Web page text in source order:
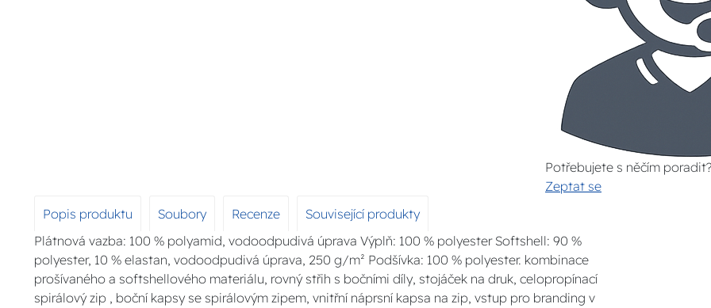
Potřebujete s něčím poradit?
Zeptat se
Popis produktu
Soubory Recenze
Související produkty
Plátnová vazba: 100 % polyamid, vodoodpudivá úprava Výplň: 100 % polyester Softshell: 90 %
polyester, 10 % elastan, vodoodpudivá úprava, 250 g/m² Podšívka: 100 % polyester. kombinace
prošívaného a softshellového materiálu, rovný střih s bočními díly, stojáček na druk, celopropínací
spirálový zip , boční kapsy se spirálovým zipem, vnitřní náprsní kapsa na zip, vstup pro branding v